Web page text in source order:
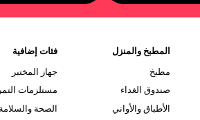
المطبخ والمنزل
مطبخ
صندوق الغداء
الأطباق والأواني
فئات إضافية
جهاز المختبر
مستلزمات
الصحة والسلامة